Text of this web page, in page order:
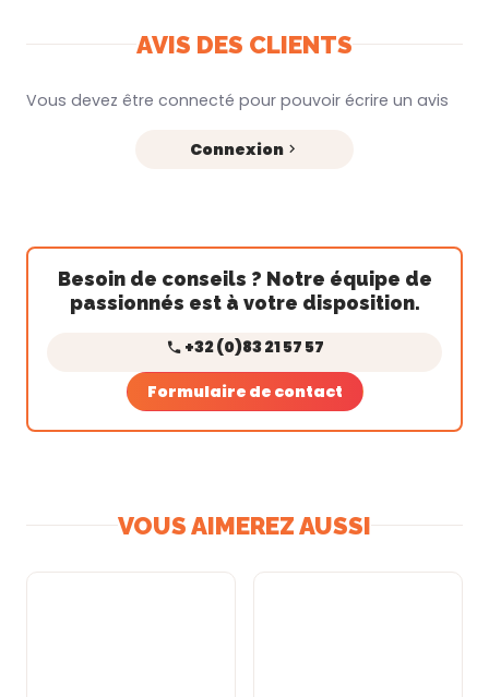
AVIS DES CLIENTS
Vous devez être connecté pour pouvoir écrire un avis
Connexion
Besoin de conseils ? Notre équipe de
passionnés est à votre disposition.
+32 (0)83 21 57 57
Formulaire de contact
VOUS AIMEREZ AUSSI